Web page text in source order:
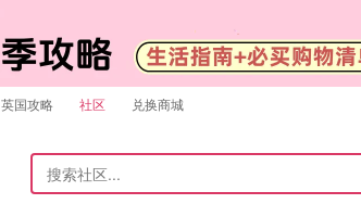
英国攻略 社区 兑换商城